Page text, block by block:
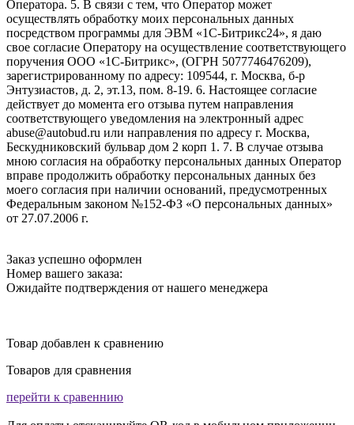
Оператора. 5. В связи с тем, что Оператор может
осуществлять обработку моих персональных данных
посредством программы для ЭВМ «1С-Битрикс24», я даю
свое согласие Оператору на осуществление соответствующего
поручения ООО «1С-Битрикс», (ОГРН 5077746476209),
зарегистрированному по адресу: 109544, г. Москва, б-р
Энтузиастов, д. 2, эт.13, пом. 8-19. 6. Настоящее согласие
действует до момента его отзыва путем направления
соответствующего уведомления на электронный адрес
abuse@autobud.ru или направления по адресу г. Москва,
Бескудниковский бульвар дом 2 корп 1. 7. В случае отзыва
мною согласия на обработку персональных данных Оператор
вправе продолжить обработку персональных данных без
моего согласия при наличии оснований, предусмотренных
Федеральным законом №152-ФЗ «О персональных данных»
от 27.07.2006 г.
Заказ успешно оформлен
Номер вашего заказа:
Ожидайте подтверждения от нашего менеджера
Товар добавлен к сравнению
Товаров для сравнения
перейти к сравеннию